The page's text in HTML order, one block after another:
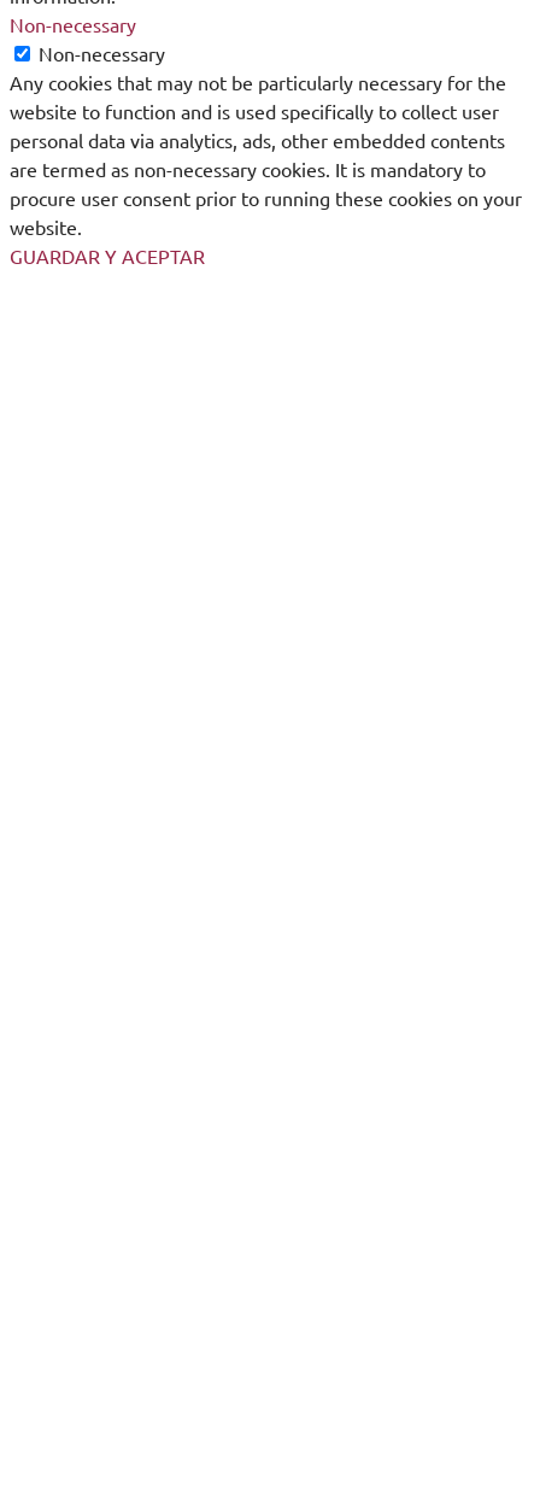
Non-necessary
Non-necessary
Any cookies that may not be particularly necessary for the
website to function and is used specifically to collect user
personal data via analytics, ads, other embedded contents
are termed as non-necessary cookies. It is mandatory to
procure user consent prior to running these cookies on your
website.
GUARDAR Y ACEPTAR